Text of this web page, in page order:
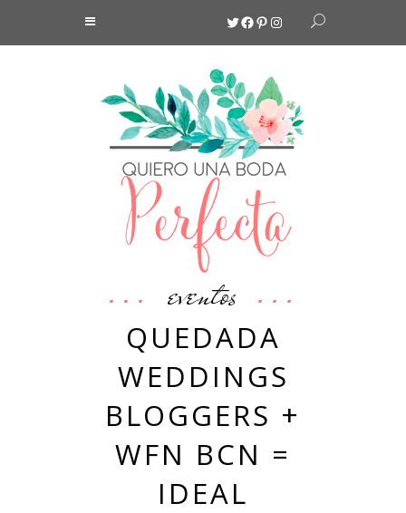
Twitter
Facebook
Pinterest
Instagram
eventos
QUEDADA
WEDDINGS
BLOGGERS +
WFN BCN =
IDEAL